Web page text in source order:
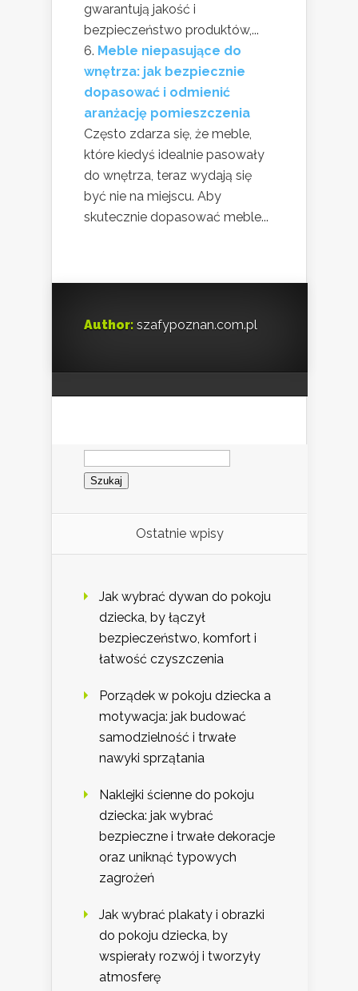
gwarantują jakość i
bezpieczeństwo produktów,...
Meble niepasujące do
wnętrza: jak bezpiecznie
dopasować i odmienić
aranżację pomieszczenia
Często zdarza się, że meble,
które kiedyś idealnie pasowały
do wnętrza, teraz wydają się
być nie na miejscu. Aby
skutecznie dopasować meble...
Author: szafypoznan.com.pl
Szukaj:
Ostatnie wpisy
Jak wybrać dywan do pokoju
dziecka, by łączył
bezpieczeństwo, komfort i
łatwość czyszczenia
Porządek w pokoju dziecka a
motywacja: jak budować
samodzielność i trwałe
nawyki sprzątania
Naklejki ścienne do pokoju
dziecka: jak wybrać
bezpieczne i trwałe dekoracje
oraz uniknąć typowych
zagrożeń
Jak wybrać plakaty i obrazki
do pokoju dziecka, by
wspierały rozwój i tworzyły
atmosferę